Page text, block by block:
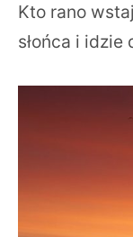
Kto rano
słońca i idzie